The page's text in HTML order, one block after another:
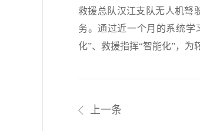
救援总队汉江支队无人机弩
务。通过近一个月的系统学
化”、救援指挥“智能化”，为
上一条